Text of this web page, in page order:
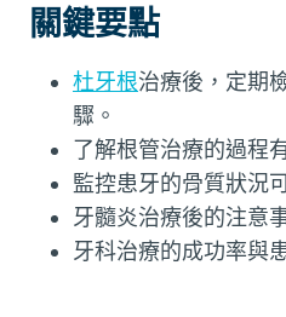
關鍵要點
杜牙根治療後，定期
驟。
了解根管治療的過程
監控患牙的骨質狀況
牙髓炎治療後的注意
牙科治療的成功率與